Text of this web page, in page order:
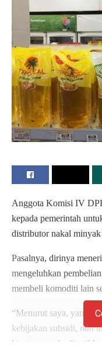
Anggota Komisi IV
kepada pemerintah
distributor nakal minyak
Pasalnya, dirinya
mengeluhkan
membeli komoditi lain
“Menurut saya, yang
kebijakan subsidi, nah
kira juga perlu